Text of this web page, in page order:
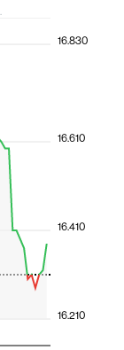
16.210
16.410
16.610
16.830